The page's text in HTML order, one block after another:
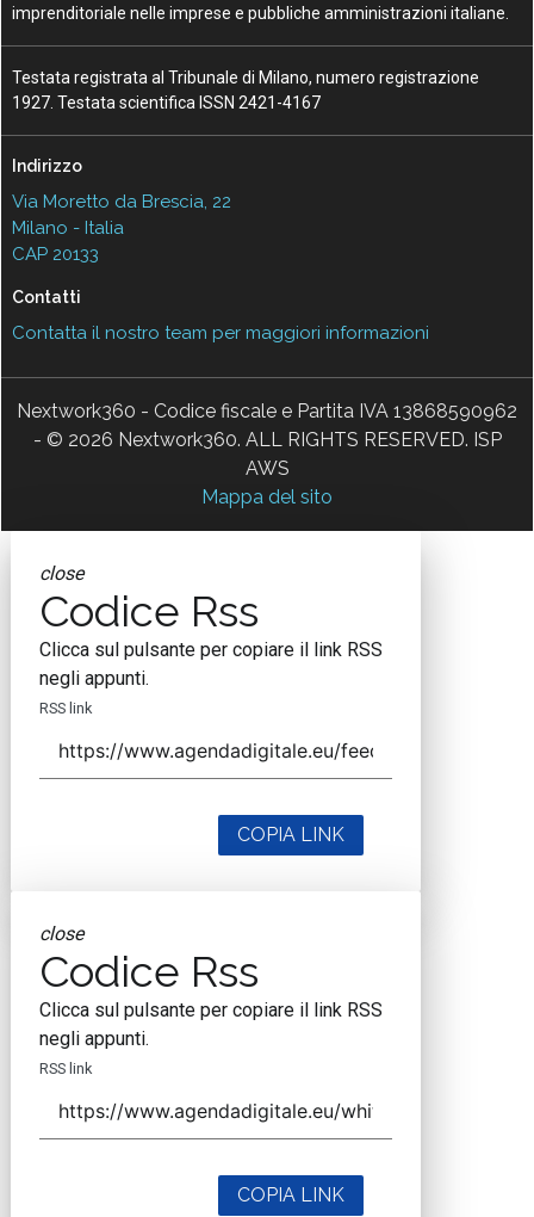
imprenditoriale nelle imprese e pubbliche amministrazioni italiane.
Testata registrata al Tribunale di Milano, numero registrazione
1927. Testata scientifica ISSN 2421-4167
Indirizzo
Via Moretto da Brescia, 22
Milano - Italia
CAP 20133
Contatti
Contatta il nostro team per maggiori informazioni
Nextwork360 - Codice fiscale e Partita IVA 13868590962
- © 2026 Nextwork360. ALL RIGHTS RESERVED. ISP
AWS
Mappa del sito
close
Codice Rss
Clicca sul pulsante per copiare il link RSS
negli appunti.
RSS link
COPIA LINK
close
Codice Rss
Clicca sul pulsante per copiare il link RSS
negli appunti.
RSS link
COPIA LINK